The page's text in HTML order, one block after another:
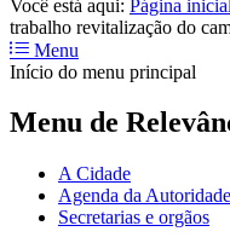
Você está aqui: Página inicial
trabalho revitalização do
Menu
Início do menu principal
Menu de
A Cidade
Agenda da Autoridade
Secretarias e orgãos